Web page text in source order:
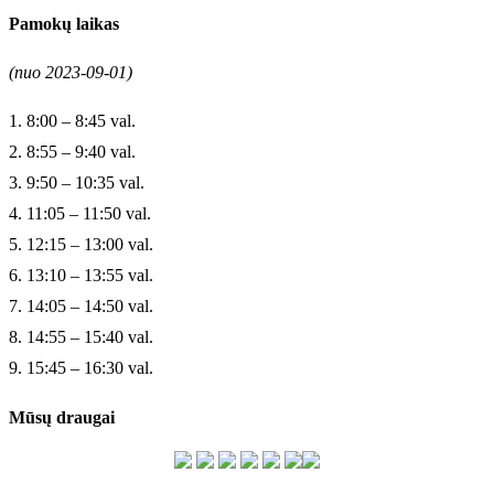
Pamokų laikas
(nuo 2023-09-01)
1. 8:00 – 8:45 val.
2. 8:55 – 9:40 val.
3. 9:50 – 10:35 val.
4. 11:05 – 11:50 val.
5. 12:15 – 13:00 val.
6. 13:10 – 13:55 val.
7. 14:05 – 14:50 val.
8. 14:55 – 15:40 val.
9. 15:45 – 16:30 val.
Mūsų draugai